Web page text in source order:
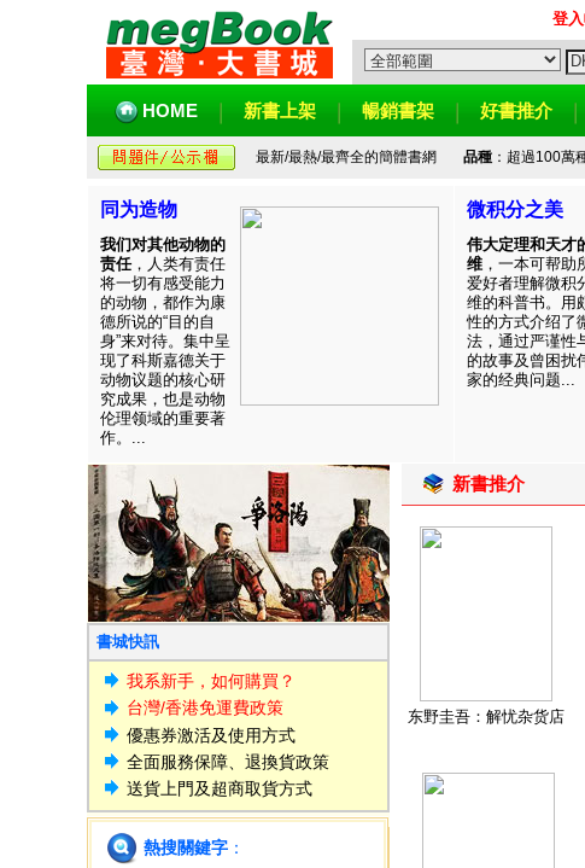
登
HOME 新書上架 暢銷書架 好書推介
最新/最熱/最齊全的簡體書網 品種：超過100萬
同为造物
我们对其他动物的
责任，人类有责任
将一切有感受能力
的动物，都作为康
德所说的“目的自
身”来对待。集中呈
现了科斯嘉德关于
动物议题的核心研
究成果，也是动物
伦理领域的重要著
作。...
微积分之美
伟大定理和天才
维 ，一本可帮助
爱好者理解微积
维的科普书。用
性的方式介绍了
法，通过严谨性
的故事及曾困扰
家的经典问题...
書城快訊
我系新手，如何購買？
台灣/香港免運費政策
優惠券激活及使用方式
全面服務保障、退換貨政策
送貨上門及超商取貨方式
熱搜關鍵字 ：
新書推介
东野圭吾：解忧杂货店